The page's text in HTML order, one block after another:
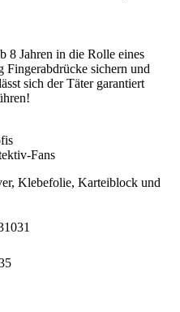
8 Jahren in die Rolle eines
Fingerabdrücke sichern und
sich der Täter garantiert
Fans
Klebefolie, Karteiblock und